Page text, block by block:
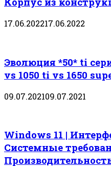
17.06.202217.06.2022
Эволюция *50* ti
vs 1050 ti vs 1650
09.07.202109.07.2021
Windows 11 |
Системные